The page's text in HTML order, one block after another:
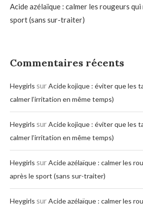
Acide azélaïque : calmer les rougeurs
sport (sans sur-traiter)
Commentaires récents
Heygirls surAcide kojique : éviter que les
calmer l’irritation en même temps)
Heygirls surAcide kojique : éviter que les
calmer l’irritation en même temps)
Heygirls surAcide azélaïque : calmer les
après le sport (sans sur-traiter)
Heygirls surAcide azélaïque : calmer les